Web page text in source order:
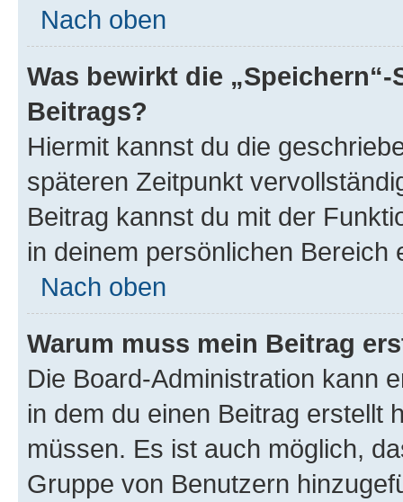
Nach oben
Was bewirkt die
Beitrags?
Hiermit kannst du die
späteren Zeitpunkt
Beitrag kannst du mit der
in deinem persönlichen Bereich
Nach oben
Warum muss mein Beitrag
Die Board-Administration kann
in dem du einen Beitrag erstellt
müssen. Es ist auch möglich,
Gruppe von Benutzern